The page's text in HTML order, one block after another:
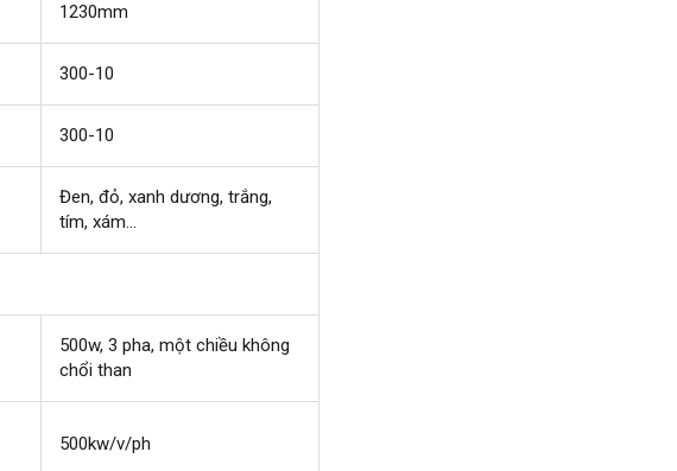
1230mm
300-10
300-10
Đen, đỏ, xanh dương, trắng,
tím, xám...
500w, 3 pha, một chiều không
chổi than
500kw/v/ph